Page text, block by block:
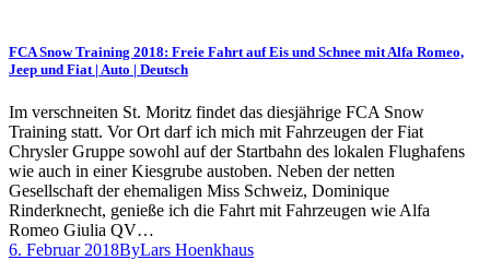
FCA Snow Training 2018: Freie Fahrt auf Eis und Schnee mit Alfa Romeo,
Jeep und Fiat | Auto | Deutsch
Im verschneiten St. Moritz findet das diesjährige FCA Snow
Training statt. Vor Ort darf ich mich mit Fahrzeugen der Fiat
Chrysler Gruppe sowohl auf der Startbahn des lokalen Flughafens
wie auch in einer Kiesgrube austoben. Neben der netten
Gesellschaft der ehemaligen Miss Schweiz, Dominique
Rinderknecht, genieße ich die Fahrt mit Fahrzeugen wie Alfa
Romeo Giulia QV…
6. Februar 2018ByLars Hoenkhaus